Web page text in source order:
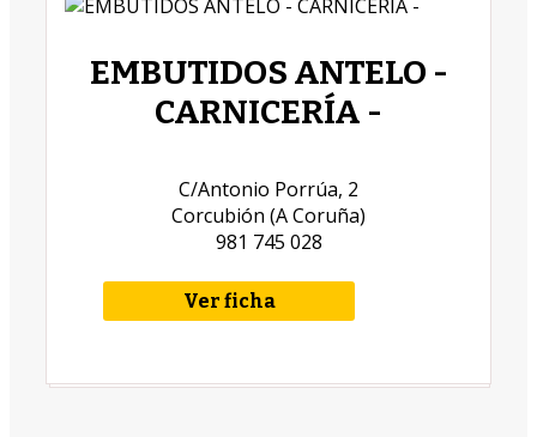
EMBUTIDOS ANTELO -
CARNICERÍA -
C/Antonio Porrúa, 2
Corcubión (A Coruña)
981 745 028
Ver ficha